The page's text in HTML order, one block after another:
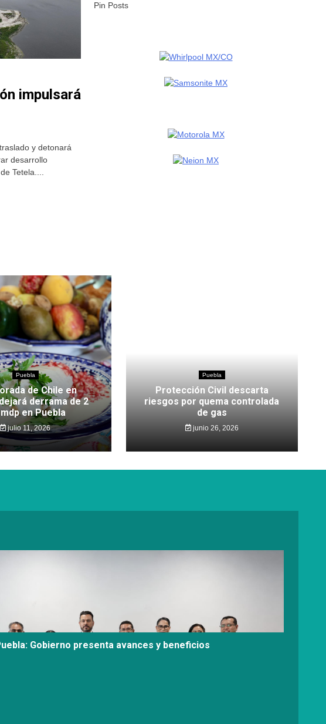
impulsará
y detonará
desarrollo
Tetela....
Pin Posts
Puebla
de Chile en
derrama de 2
en Puebla
julio 11, 2026
Puebla
Protección Civil descarta
riesgos por quema controlada
de gas
junio 26, 2026
Gobierno presenta avances y beneficios